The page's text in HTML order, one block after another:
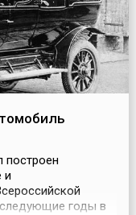
построен
и
годы в